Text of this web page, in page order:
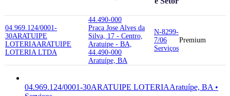
04.969.124/0001-
30ARATUIPE
LOTERIAARATUIPE
LOTERIA LTDA
44.490-000
Praca Jose Alves da
Silva, 17 - Centro,
Aratuipe - BA,
44.490-000
Aratuípe, BA
N-8299-
7/06
Serviços
Premium
04.969.124/0001-30ARATUIPE LOTERIAAratuípe, BA •